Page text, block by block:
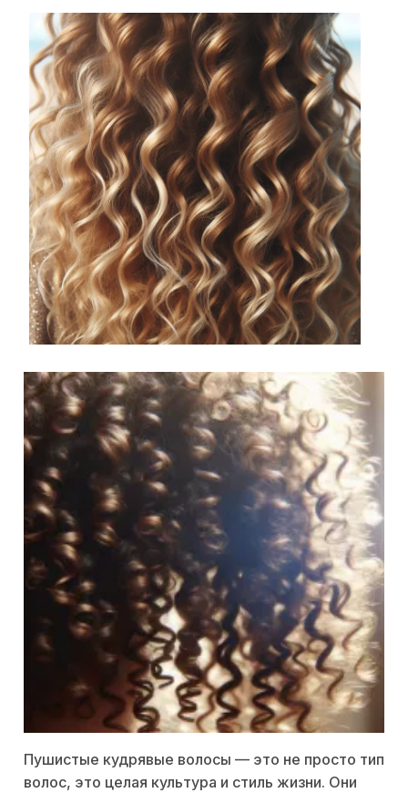
Пушистые кудрявые волосы — это не просто тип
волос, это целая культура и стиль жизни. Они